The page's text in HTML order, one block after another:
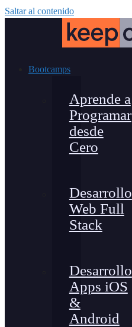
Saltar al contenido
Bootcamps
Aprende a
Programar
desde
Cero
Desarrollo
Web Full
Stack
Desarrollo
Apps iOS
&
Android